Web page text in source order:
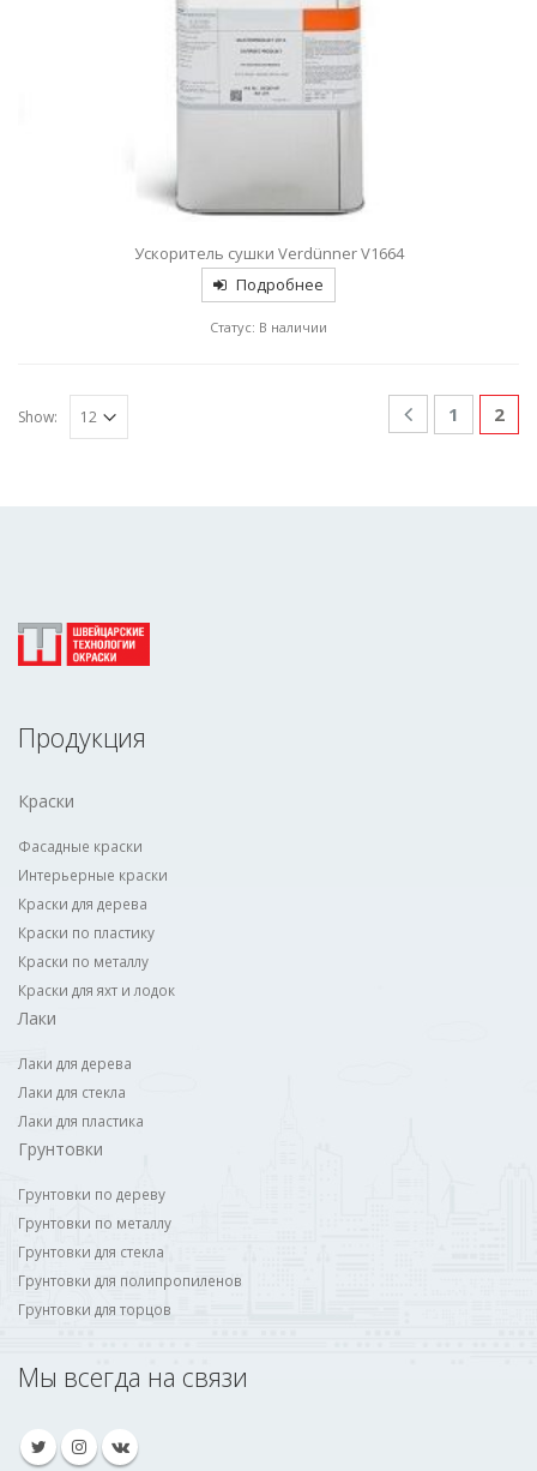
Ускоритель сушки Verdünner V1664
Подробнее
Статус: В наличии
Show: 1 2
Продукция
Краски
Фасадные краски
Интерьерные краски
Краски для дерева
Краски по пластику
Краски по металлу
Краски для яхт и лодок
Лаки
Лаки для дерева
Лаки для стекла
Лаки для пластика
Грунтовки
Грунтовки по дереву
Грунтовки по металлу
Грунтовки для стекла
Грунтовки для полипропиленов
Грунтовки для торцов
Мы всегда на связи